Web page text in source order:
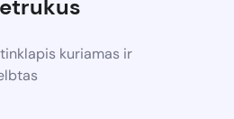
kuriamas ir